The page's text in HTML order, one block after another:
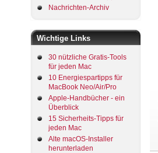
Nachrichten-Archiv
Wichtige Links
30 nützliche Gratis-Tools
für jeden Mac
10 Energiespartipps für
MacBook Neo/Air/Pro
Apple-Handbücher - ein
Überblick
15 Sicherheits-Tipps für
jeden Mac
Alte macOS-Installer
herunterladen